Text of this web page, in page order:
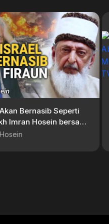
Bernasib Seperti
Imran Hosein bersama